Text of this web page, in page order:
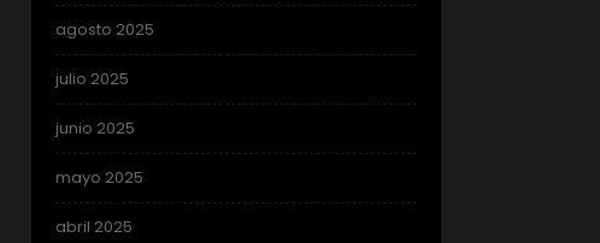
agosto 2025
julio 2025
junio 2025
mayo 2025
abril 2025